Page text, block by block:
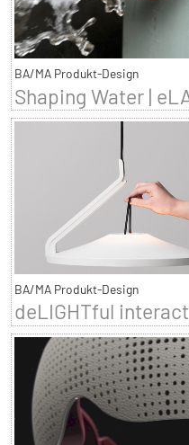
BA/MA Produkt-Design
Shaping Water |
BA/MA Produkt-Design
deLIGHTful